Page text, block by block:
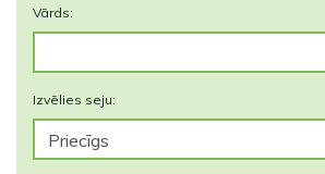
Vārds:
Izvēlies seju: